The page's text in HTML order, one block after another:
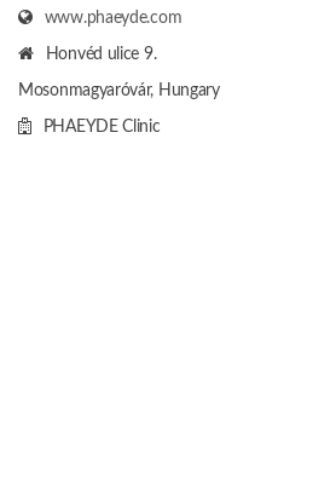
www.phaeyde.com
Honvéd ulice 9.
Mosonmagyaróvár, Hungary
PHAEYDE Clinic